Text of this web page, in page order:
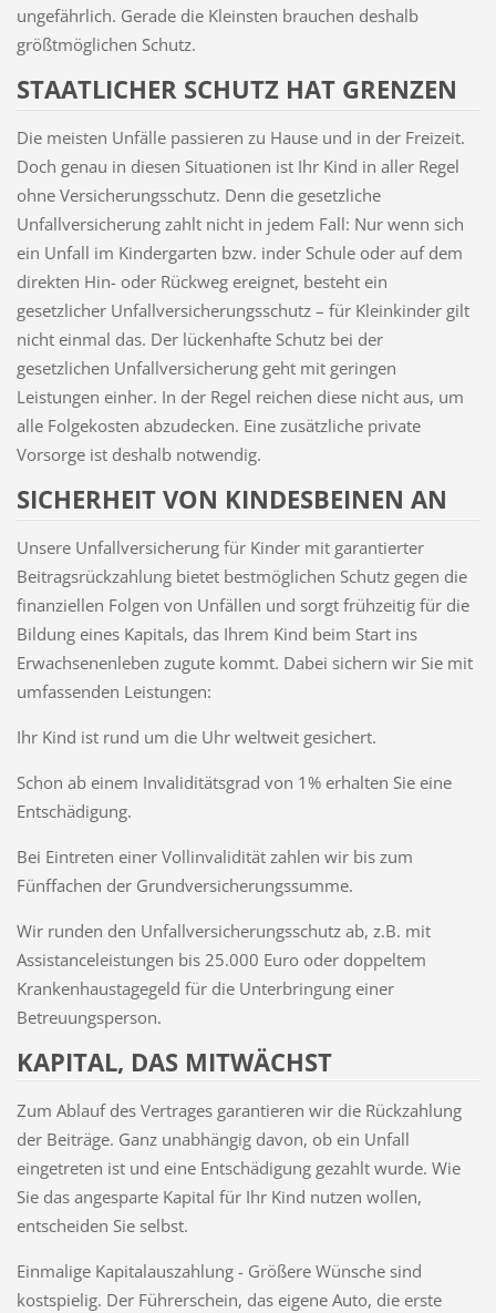
ungefährlich. Gerade die Kleinsten brauchen deshalb
größtmöglichen Schutz.
STAATLICHER SCHUTZ HAT GRENZEN
Die meisten Unfälle passieren zu Hause und in der Freizeit.
Doch genau in diesen Situationen ist Ihr Kind in aller Regel
ohne Versicherungsschutz. Denn die gesetzliche
Unfallversicherung zahlt nicht in jedem Fall: Nur wenn sich
ein Unfall im Kindergarten bzw. inder Schule oder auf dem
direkten Hin- oder Rückweg ereignet, besteht ein
gesetzlicher Unfallversicherungsschutz – für Kleinkinder gilt
nicht einmal das. Der lückenhafte Schutz bei der
gesetzlichen Unfallversicherung geht mit geringen
Leistungen einher. In der Regel reichen diese nicht aus, um
alle Folgekosten abzudecken. Eine zusätzliche private
Vorsorge ist deshalb notwendig.
SICHERHEIT VON KINDESBEINEN AN
Unsere Unfallversicherung für Kinder mit garantierter
Beitragsrückzahlung bietet bestmöglichen Schutz gegen die
finanziellen Folgen von Unfällen und sorgt frühzeitig für die
Bildung eines Kapitals, das Ihrem Kind beim Start ins
Erwachsenenleben zugute kommt. Dabei sichern wir Sie mit
umfassenden Leistungen:
Ihr Kind ist rund um die Uhr weltweit gesichert.
Schon ab einem Invaliditätsgrad von 1% erhalten Sie eine
Entschädigung.
Bei Eintreten einer Vollinvalidität zahlen wir bis zum
Fünffachen der Grundversicherungssumme.
Wir runden den Unfallversicherungsschutz ab, z.B. mit
Assistanceleistungen bis 25.000 Euro oder doppeltem
Krankenhaustagegeld für die Unterbringung einer
Betreuungsperson.
KAPITAL, DAS MITWÄCHST
Zum Ablauf des Vertrages garantieren wir die Rückzahlung
der Beiträge. Ganz unabhängig davon, ob ein Unfall
eingetreten ist und eine Entschädigung gezahlt wurde. Wie
Sie das angesparte Kapital für Ihr Kind nutzen wollen,
entscheiden Sie selbst.
Einmalige Kapitalauszahlung - Größere Wünsche sind
kostspielig. Der Führerschein, das eigene Auto, die erste